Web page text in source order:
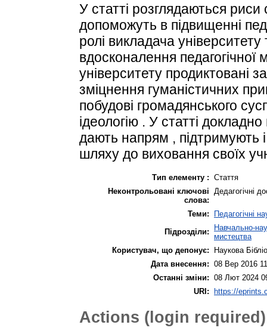
У статті розглядаються риси
допоможуть в підвищенні
ролі викладача
вдосконалення педагогічної
університету продиктовані
зміцнення гуманістичних
побудові громадянського
ідеологію . У статті
дають напрям , підтримують
шляху до виховання своїх
Тип елементу : Стаття
Неконтрольовані ключові
слова:
Дедагогічні
Теми:
Педагогічні
Підрозділи:
Навчально-
мистецтва
Користувач, що депонує:
Наукова
Дата внесення: 08 Вер 2016
Останні зміни: 08 Лют 2024
URI: https://
Actions (login required)